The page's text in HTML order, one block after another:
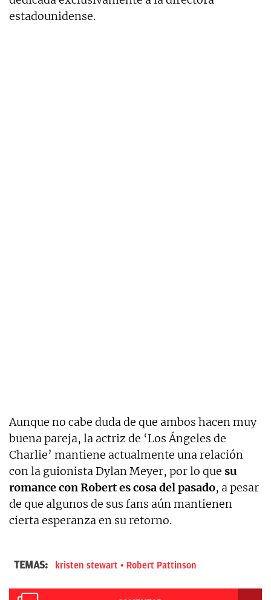
estadounidense.
Aunque no cabe duda de que ambos hacen muy
buena pareja, la actriz de ‘Los Ángeles de
Charlie’ mantiene actualmente una relación
con la guionista Dylan Meyer, por lo que su
romance con Robert es cosa del pasado, a pesar
de que algunos de sus fans aún mantienen
cierta esperanza en su retorno.
TEMAS: kristen stewart Robert Pattinson